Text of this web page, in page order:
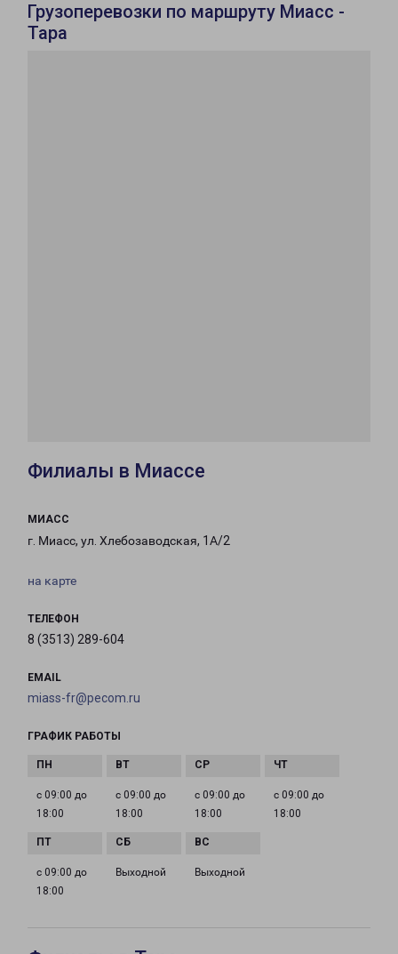
Грузоперевозки по маршруту Миасс -
Тара
Филиалы в Миассе
МИАСС
г. Миасс, ул. Хлебозаводская, 1А/2
на карте
ТЕЛЕФОН
8 (3513) 289-604
EMAIL
miass-fr@pecom.ru
ГРАФИК РАБОТЫ
с 09:00 до
18:00
с 09:00 до
18:00
с 09:00 до
18:00
с 09:00 до
18:00
с 09:00 до
18:00
Выходной Выходной